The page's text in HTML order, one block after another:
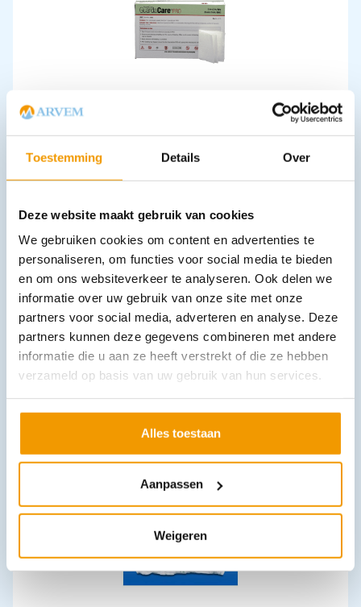
Toestemming Details Over
Deze website maakt gebruik van cookies
We gebruiken cookies om content en advertenties te
personaliseren, om functies voor social media te bieden
en om ons websiteverkeer te analyseren. Ook delen we
informatie over uw gebruik van onze site met onze
partners voor social media, adverteren en analyse. Deze
partners kunnen deze gegevens combineren met andere
informatie die u aan ze heeft verstrekt of die ze hebben
verzameld op basis van uw gebruik van hun services.
Alles toestaan
Aanpassen
Weigeren
€20,80 – €32,40
19.08 excl. btw
Opties bekijken
Leverbaar
Zwachtel NOBATEL middellange rek in folie
€ 5,72 – €17,32 incl. btw